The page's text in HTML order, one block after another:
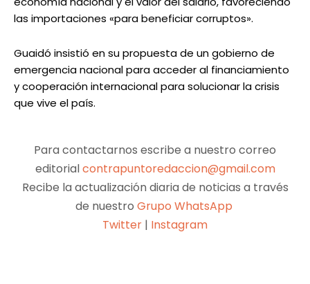
las importaciones «para beneficiar corruptos».
Guaidó insistió en su propuesta de un gobierno de
emergencia nacional para acceder al financiamiento
y cooperación internacional para solucionar la crisis
que vive el país.
Para contactarnos escribe a nuestro correo
editorialcontrapuntoredaccion@gmail.com
Recibe la actualización diaria de noticias a través
de nuestro Grupo WhatsApp
Twitter | Instagram